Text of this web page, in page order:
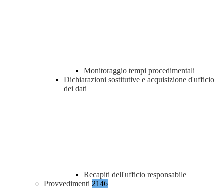
Monitoraggio tempi procedimentali
Dichiarazioni sostitutive e acquisizione d'ufficio
dei dati
Recapiti dell'ufficio responsabile
Provvedimenti 2146